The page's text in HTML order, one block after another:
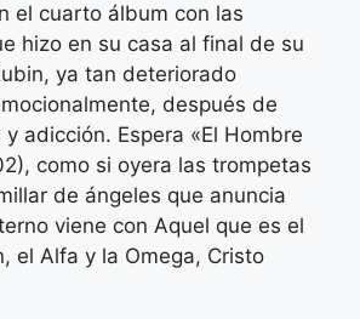
el cuarto álbum con las
hizo en su casa al final de su
ya tan deteriorado
después de
adicción. Espera «El Hombre
como si oyera las trompetas
de ángeles que anuncia
viene con Aquel que es el
el Alfa y la Omega, Cristo